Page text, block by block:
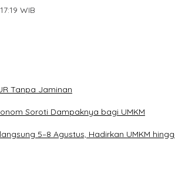
WIB
Tanpa Jaminan
Soroti Dampaknya bagi UMKM
5–8 Agustus, Hadirkan UMKM